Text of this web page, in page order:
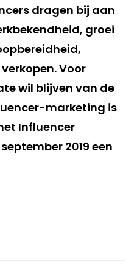
dragen bij aan
groei
Voor
wil blijven van de
marketing is
Influencer
2019 een